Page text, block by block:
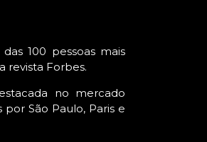
100 pessoas mais
revista Forbes.
no mercado
São Paulo, Paris e